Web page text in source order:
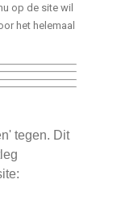
op de site wil
het helemaal
tegen. Dit